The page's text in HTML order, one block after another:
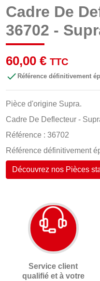
Cadre De
36702 -
60,00 € TTC
 Référence définitivement
Pièce d'origine Supra.
Cadre De Deflecteur -
Référence : 36702
Référence définitivement
Découvrez nos Pièces
Service client
qualifié et à votre